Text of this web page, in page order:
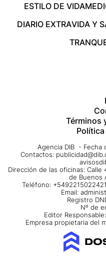
ESTILO DE VIDA
DIARIO EXTRAVIDA Y
Términos
Agencia DIB - Fecha
Contactos:
Dirección de las oficinas: Calle
de Buenos
Teléfono:
Email:
Registro
Nº de
Editor
Empresa propietaria del